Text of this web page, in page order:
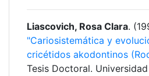
Liascovich, Rosa Clara.
"Cariosistemática y
cricétidos akodontinos
Tesis Doctoral.